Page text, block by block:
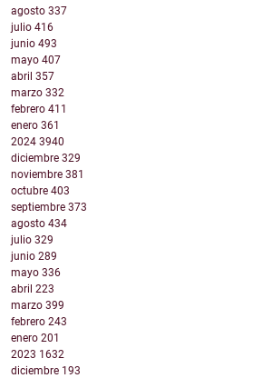
agosto 337
julio 416
junio 493
mayo 407
abril 357
marzo 332
febrero 411
enero 361
2024 3940
diciembre 329
noviembre 381
octubre 403
septiembre 373
agosto 434
julio 329
junio 289
mayo 336
abril 223
marzo 399
febrero 243
enero 201
2023 1632
diciembre 193